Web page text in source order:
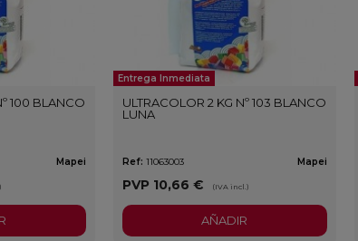
100 BLANCO
Mapei
Entrega Inmediata
ULTRACOLOR 2 KG Nº 103 BLANCO
LUNA
Ref: 11063003 Mapei
PVP 10,66 € (IVA incl.)
AÑADIR